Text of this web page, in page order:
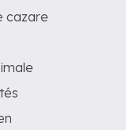
cazare